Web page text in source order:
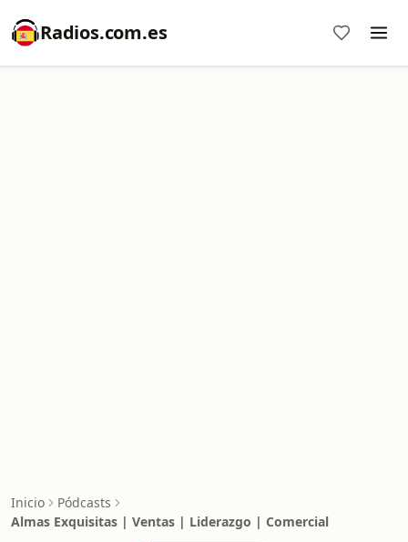
Radios.com.es
Inicio
Pódcasts
Almas Exquisitas | Ventas | Liderazgo | Comercial